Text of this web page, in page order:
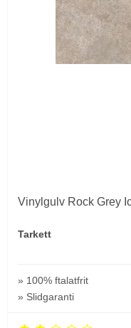
Vinylgulv Rock Grey
Tarkett
» 100% ftalatfrit
» Slidgaranti